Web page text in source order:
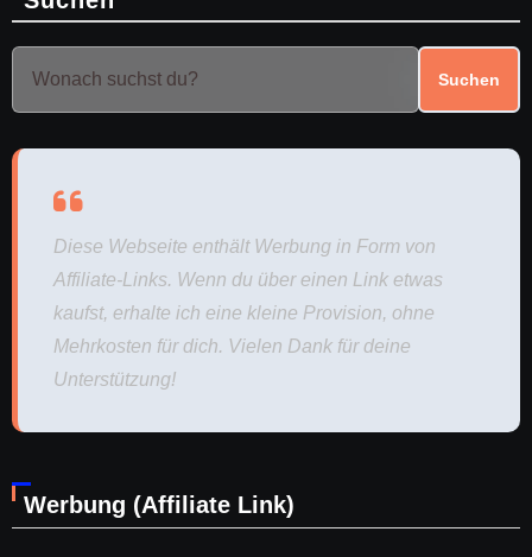
Suchen
Diese Webseite enthält Werbung in Form von
Affiliate-Links. Wenn du über einen Link etwas
kaufst, erhalte ich eine kleine Provision, ohne
Mehrkosten für dich. Vielen Dank für deine
Unterstützung!
Werbung (Affiliate Link)